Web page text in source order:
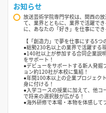
お知らせ
放送芸術学院専門学校は、関西の
て、業界とともに、業界で活躍で
に、あなたの「好き」を仕事にで
【「創造力」で夢を仕事にする5つ
●総勢230名以上の業界で活躍する
●140社以上が参加する合同企業説
をサポート！
●デビューをサポートする新人発掘
ョン約120社が本校に集結！
●年間100本以上の企業プロジェク
身に付ける！
●入学コースの授業に加えて、他コ
で将来の選択肢が広がる！
●海外研修で本場・本物を体感して